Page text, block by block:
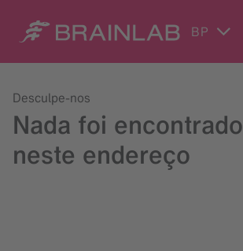
BP
Desculpe-nos
Nada foi encontrado
neste endereço